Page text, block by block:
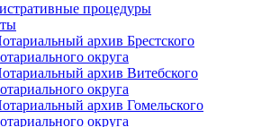
процедуры
архив Брестского
округа
архив Витебского
округа
архив Гомельского
округа